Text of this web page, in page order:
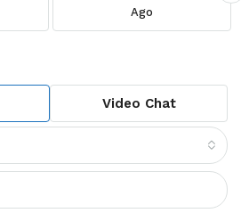
Ago
Video Chat